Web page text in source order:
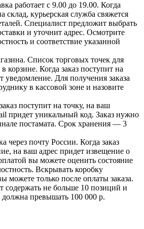
работает с 9.00 до 19.00. Когда
склад, курьерская служба свяжется
Специалист предложит выбрать
и уточнит адрес. Осмотрите
и соответствие указанной
Список торговых точек для
корзине. Когда заказ поступит на
уведомление. Для получения заказа
в кассовой зоне и назовите
поступит на точку, на ваш
придет уникальный код. Заказ нужно
постамата. Срок хранения — 3
через почту России. Когда заказ
на ваш адрес придет извещение о
вы можете оценить состояние
Вскрывать коробку
можете только после оплаты заказа.
содержать не больше 10 позиций и
должна превышать 100 000 р.